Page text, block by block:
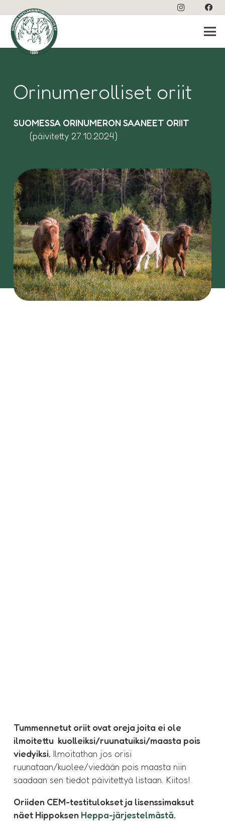
Orinumerolliset oriit
SUOMESSA ORINUMERON SAANEET ORIIT
(päivitetty 27.10.2024)
Tummennetut oriit ovat oreja joita ei ole
ilmoitettu kuolleiksi/ruunatuiksi/maasta pois
viedyiksi. Ilmoitathan jos orisi
ruunataan/kuolee/viedään pois maasta niin
saadaan sen tiedot päivitettyä listaan. Kiitos!
Oriiden CEM-testitulokset ja lisenssimaksut
näet Hippoksen Heppa-järjestelmästä.